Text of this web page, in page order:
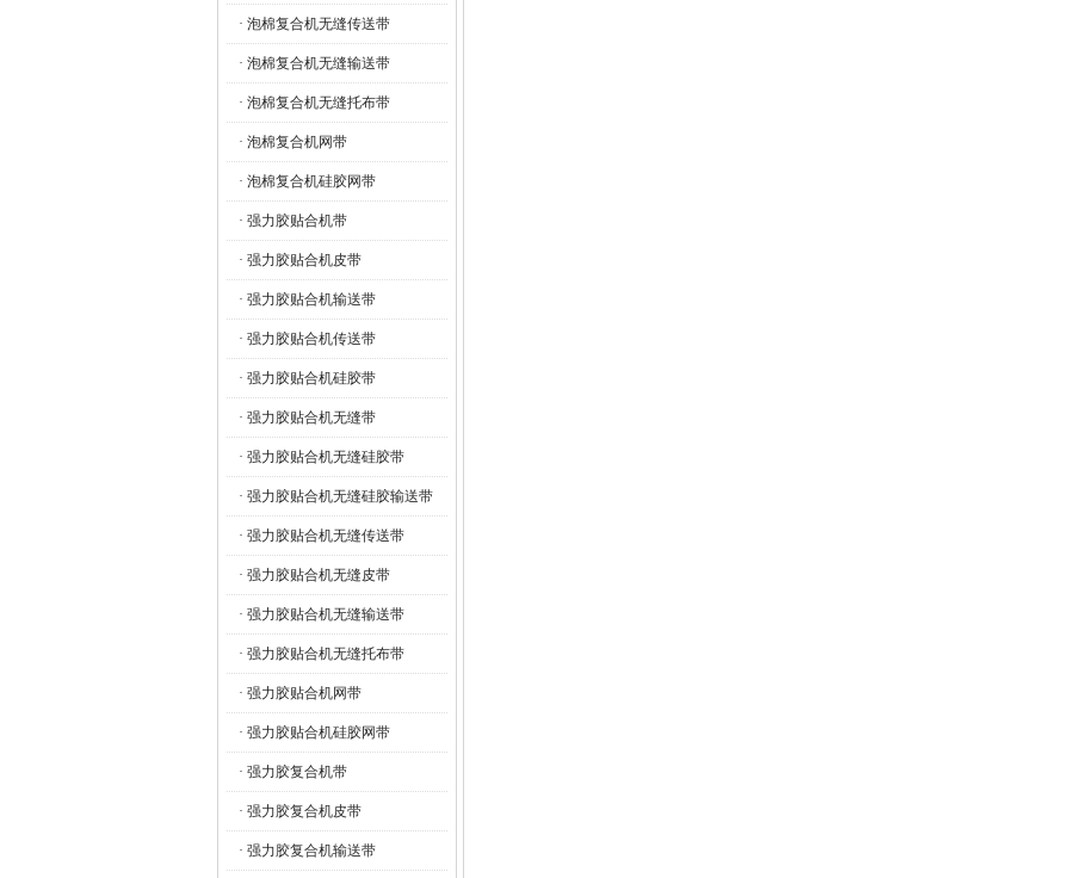
· 泡棉复合机无缝传送带
· 泡棉复合机无缝输送带
· 泡棉复合机无缝托布带
· 泡棉复合机网带
· 泡棉复合机硅胶网带
· 强力胶贴合机带
· 强力胶贴合机皮带
· 强力胶贴合机输送带
· 强力胶贴合机传送带
· 强力胶贴合机硅胶带
· 强力胶贴合机无缝带
· 强力胶贴合机无缝硅胶带
· 强力胶贴合机无缝硅胶输送带
· 强力胶贴合机无缝传送带
· 强力胶贴合机无缝皮带
· 强力胶贴合机无缝输送带
· 强力胶贴合机无缝托布带
· 强力胶贴合机网带
· 强力胶贴合机硅胶网带
· 强力胶复合机带
· 强力胶复合机皮带
· 强力胶复合机输送带